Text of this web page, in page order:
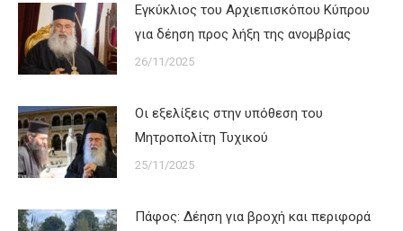
Εγκύκλιος του Αρχιεπισκόπου Κύπρου
για δέηση προς λήξη της ανομβρίας
26/11/2025
Οι εξελίξεις στην υπόθεση του
Μητροπολίτη Τυχικού
25/11/2025
Πάφος: Δέηση για βροχή και περιφορά